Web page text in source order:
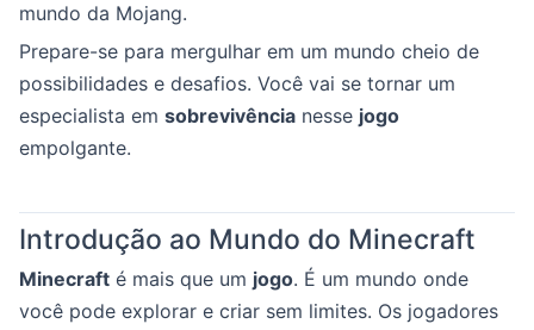
mundo da Mojang.
Prepare-se para mergulhar em um mundo cheio de
possibilidades e desafios. Você vai se tornar um
especialista em sobrevivência nesse jogo
empolgante.
Introdução ao Mundo do Minecraft
Minecraft é mais que um jogo. É um mundo onde
você pode explorar e criar sem limites. Os jogadores